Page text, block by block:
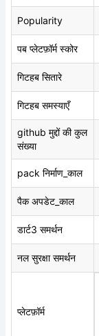
Popularity
पब प्लेटफ़ॉर्म स्कोर
गिटहब सितारे
गिटहब समस्याएँ
github मुद्दों की कुल
संख्या
pack निर्माण_काल
पैक अपडेट_काल
डार्ट3 समर्थन
नल सुरक्षा समर्थन
प्लेटफ़ॉर्म